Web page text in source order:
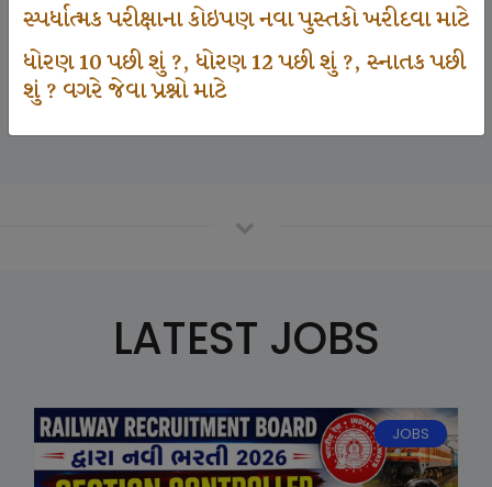
સ્પર્ધાત્મક પરીક્ષાના કોઇપણ નવા પુસ્તકો ખરીદવા માટે
ધોરણ 10 પછી શું ?, ધોરણ 12 પછી શું ?, સ્નાતક પછી
શું ? વગરે જેવા પ્રશ્નો માટે
125000
LATEST JOBS
JOBS